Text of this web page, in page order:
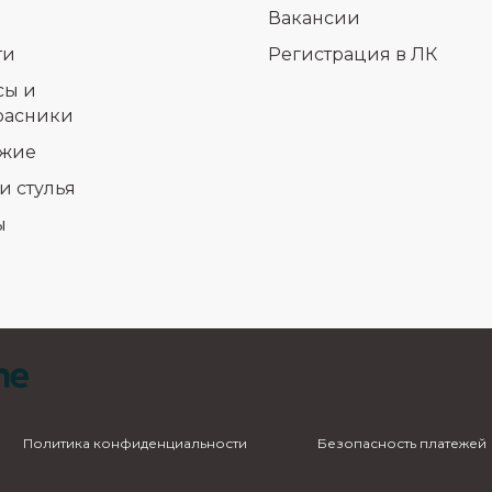
Регистрация в ЛК
Вакансии
и
стулья
Политика конфиденциальности Безопасность платежей